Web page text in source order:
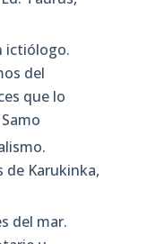
ictiólogo.
del
que lo
de Karukinka,
del mar.